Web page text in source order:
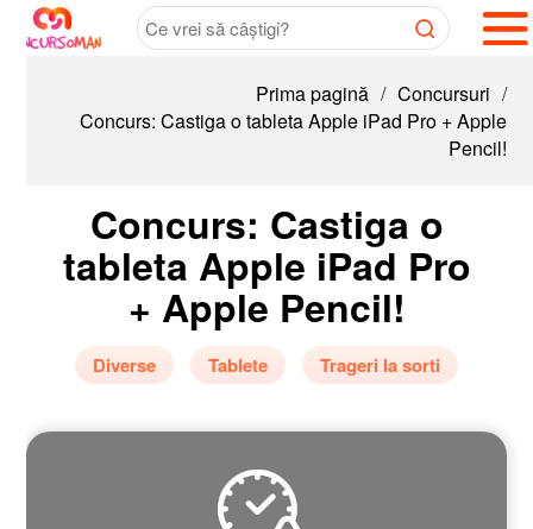
Prima pagină / Concursuri /
Concurs: Castiga o tableta Apple iPad Pro + Apple
Pencil!
Concurs: Castiga o
tableta Apple iPad Pro
+ Apple Pencil!
Diverse Tablete Trageri la sorti